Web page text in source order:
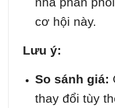
cơ hội này.
Lưu ý:
So sánh giá:
thay đổi tùy